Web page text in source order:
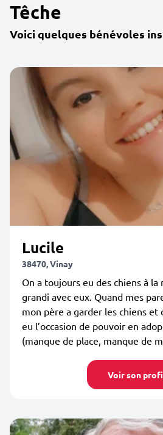
Têche
Voici quelques bénévoles
Lucile
38470, Vinay
On a toujours eu des chiens à la
grandi avec eux. Quand mes
mon père a garder les chiens et
eu l’occasion de pouvoir en
(manque de place, manque de
Voir son